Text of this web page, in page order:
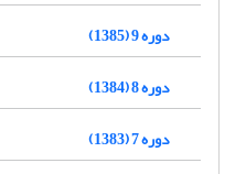
دوره 9 (1385)
دوره 8 (1384)
دوره 7 (1383)